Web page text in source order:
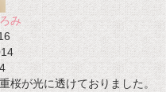
み
4
桜が光に透けておりました。